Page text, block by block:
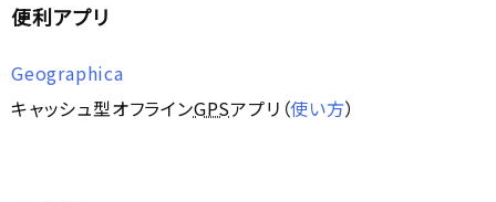
便利アプリ
Geographica
キャッシュ型オフラインGPSアプリ（使い方）